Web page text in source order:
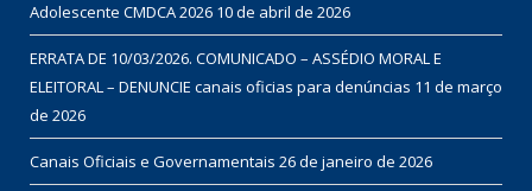
Adolescente CMDCA 2026 10 de abril de 2026
ERRATA DE 10/03/2026. COMUNICADO – ASSÉDIO MORAL E
ELEITORAL – DENUNCIE canais oficias para denúncias 11 de março
de 2026
Canais Oficiais e Governamentais 26 de janeiro de 2026